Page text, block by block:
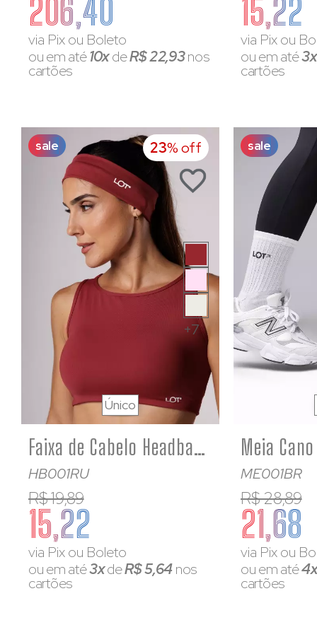
206,40
via Pix ou Boleto
ou em até10xdeR$ 22,93nos
cartões
15,22
via Pix ou
ou em até
cartões
sale 23% off
+7
Faixa de Cabelo Headband Ruggine Poliamida
HB001RU
R$ 19,89
15,22
via Pix ou Boleto
ou em até3xdeR$ 5,64nos
cartões
Único
sale
ME001BR
R$ 28,89
21,68
via Pix ou
ou em até
cartões